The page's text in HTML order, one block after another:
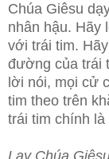
Chúa Giêsu
nhân hậu. Hãy
với trái tim.
đường của trái
lời nói, mọi cử
tim theo trên
trái tim chính